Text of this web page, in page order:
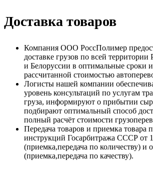
Доставка товаров
Компания ООО РоссПолимер
доставке грузов по всей территории
и Белоруссии в оптимальные сроки
рассчитанной стоимостью
Логисты нашей компании
уровень консультаций по услугам
груза, информируют о прибытии
подбирают оптимальный способ
полный расчёт стоимости
Передача товаров и приемка товара
инструкций Госарбитража СССР от
(приемка,передача по количеству)
(приемка,передача по качеству).